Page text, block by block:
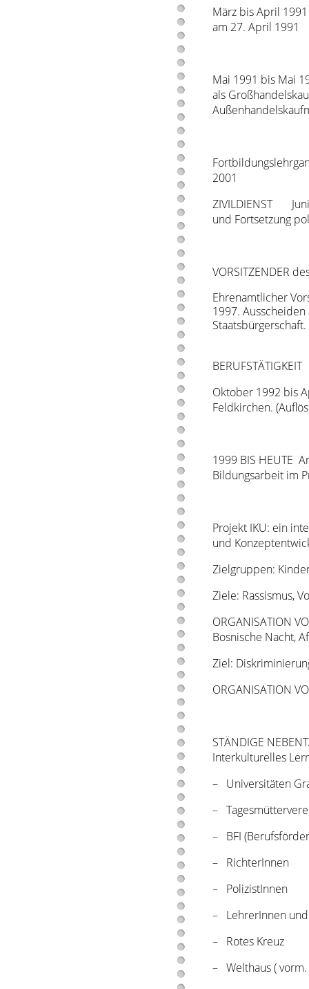
März bis April
am 27. April 1991
Mai 1991 bis Mai
als
2001
ZIVILDIENST Juni
und Fortsetzung
VORSITZENDER
Ehrenamtlicher
1997.
Staatsbürgerschaft.
BERUFSTÄTIGKEIT
Oktober 1992 bis
Feldkirchen.
1999 BIS HEUTE
Bildungsarbeit im
Projekt IKU: ein
und
Zielgruppen:
Ziele: Rassismus,
ORGANISATION
Bosnische Nacht,
Ziel:
ORGANISATION
STÄNDIGE
Interkulturelles
– Universitäten
–
– BFI
– RichterInnen
– PolizistInnen
– LehrerInnen
– Rotes Kreuz
– Welthaus (